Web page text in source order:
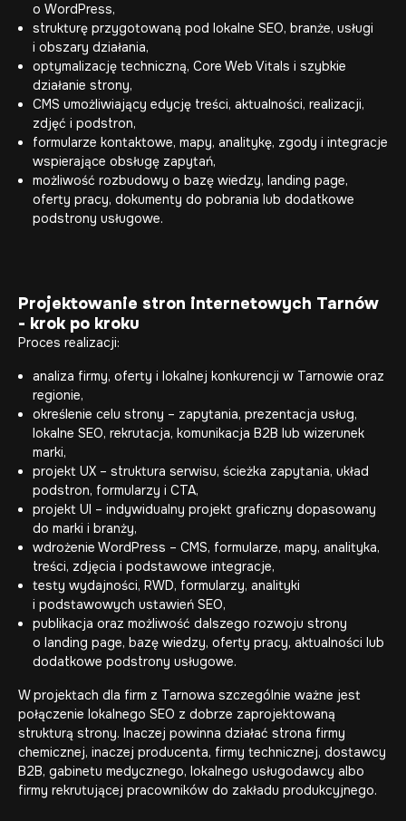
o WordPress,
strukturę przygotowaną pod lokalne SEO, branże, usługi
i obszary działania,
optymalizację techniczną, Core Web Vitals i szybkie
działanie strony,
CMS umożliwiający edycję treści, aktualności, realizacji,
zdjęć i podstron,
formularze kontaktowe, mapy, analitykę, zgody i integracje
wspierające obsługę zapytań,
możliwość rozbudowy o bazę wiedzy, landing page,
oferty pracy, dokumenty do pobrania lub dodatkowe
podstrony usługowe.
Projektowanie stron internetowych Tarnów
- krok po kroku
Proces realizacji:
analiza firmy, oferty i lokalnej konkurencji w Tarnowie oraz
regionie,
określenie celu strony – zapytania, prezentacja usług,
lokalne SEO, rekrutacja, komunikacja B2B lub wizerunek
marki,
projekt UX – struktura serwisu, ścieżka zapytania, układ
podstron, formularzy i CTA,
projekt UI – indywidualny projekt graficzny dopasowany
do marki i branży,
wdrożenie WordPress – CMS, formularze, mapy, analityka,
treści, zdjęcia i podstawowe integracje,
testy wydajności, RWD, formularzy, analityki
i podstawowych ustawień SEO,
publikacja oraz możliwość dalszego rozwoju strony
o landing page, bazę wiedzy, oferty pracy, aktualności lub
dodatkowe podstrony usługowe.
W projektach dla firm z Tarnowa szczególnie ważne jest
połączenie lokalnego SEO z dobrze zaprojektowaną
strukturą strony. Inaczej powinna działać strona firmy
chemicznej, inaczej producenta, firmy technicznej, dostawcy
B2B, gabinetu medycznego, lokalnego usługodawcy albo
firmy rekrutującej pracowników do zakładu produkcyjnego.